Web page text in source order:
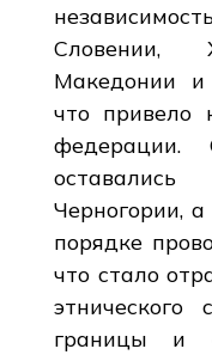
Словении,
Македонии и
что привело
федерации.
Черногории,
порядке
что стало
этнического
границы и